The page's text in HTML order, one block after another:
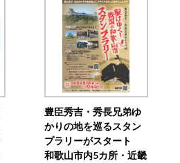
豊臣秀吉・秀長兄弟ゆ
かりの地を巡るスタン
プラリーがスタート
和歌山市内5カ所・近畿